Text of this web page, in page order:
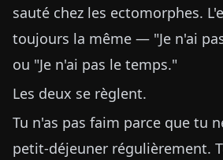
sauté chez les ectomorphes.
toujours la même — "Je n'ai
ou "Je n'ai pas le temps."
Les deux se règlent.
Tu n'as pas faim parce que tu
petit-déjeuner régulièrement.